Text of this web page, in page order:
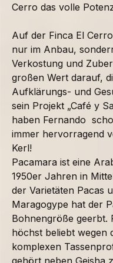
Cerro das volle
Auf der Finca El
nur im Anbau,
Verkostung und
großen Wert darauf,
Aufklärungs- und
sein Projekt „Café y
haben Fernando
immer hervorragend
Kerl!
Pacamara ist eine
1950er Jahren in
der Varietäten Pacas
Maragogype hat der
Bohnengröße geerbt.
höchst beliebt wegen
komplexen